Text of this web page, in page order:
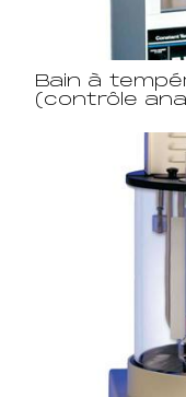
Bain à
(contrôle